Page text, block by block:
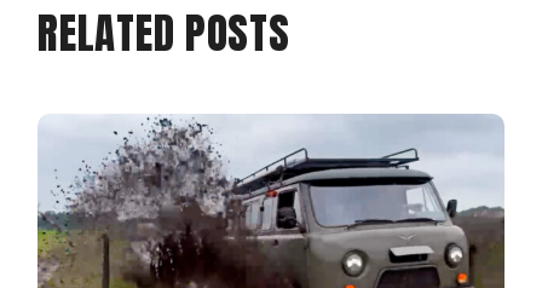
RELATED POSTS